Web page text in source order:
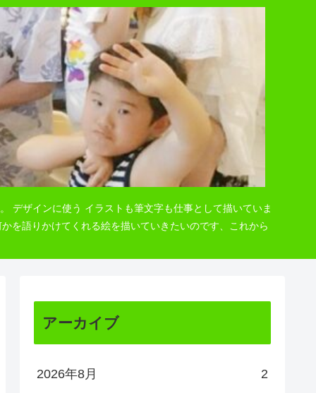
デザインに使う イラストも筆文字も仕事として描いていま
を語りかけてくれる絵を描いていきたいのです、これから
アーカイブ
2026年8月 2